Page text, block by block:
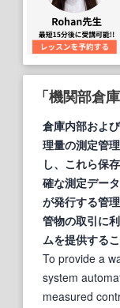
「機関部倉
倉庫内部および
理量の測定管
し、これら保
確な測定デー
が発行する管
管物の取引に
ムを提供するこ
To provide a
system
measured